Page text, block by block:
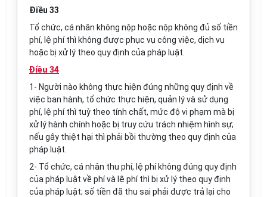
Điều 33
Tổ chức, cá nhân không nộp hoặc nộp không đủ số tiền
phí, lệ phí thì không được phục vụ công việc, dịch vụ
hoặc bị xử lý theo quy định của pháp luật.
Điều 34
1- Người nào không thực hiện đúng những quy định về
việc ban hành, tổ chức thực hiện, quản lý và sử dụng
phí, lệ phí thì tuỳ theo tính chất, mức độ vi phạm mà bị
xử lý hành chính hoặc bị truy cứu trách nhiệm hình sự;
nếu gây thiệt hại thì phải bồi thường theo quy định của
pháp luật.
2- Tổ chức, cá nhân thu phí, lệ phí không đúng quy định
của pháp luật về phí và lệ phí thì bị xử lý theo quy định
của pháp luật; số tiền đã thu sai phải được trả lại cho